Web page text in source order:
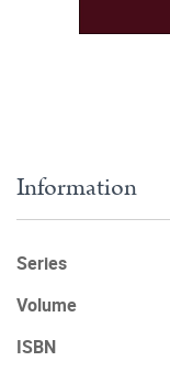
Information
Series
Volume
ISBN